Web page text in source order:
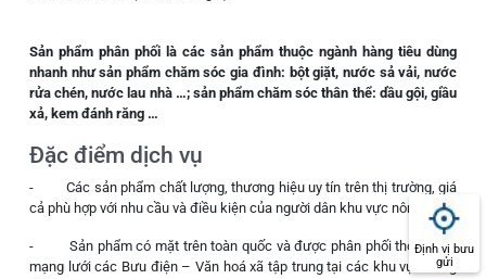
Sản phẩm phân phối là các sản phẩm thuộc ngành hàng tiêu dùng
nhanh như sản phẩm chăm sóc gia đình: bột giặt, nước sả vải, nước
rửa chén, nước lau nhà …; sản phẩm chăm sóc thân thể: dầu gội, giầu
xả, kem đánh răng …
Đặc điểm dịch vụ
- Các sản phẩm chất lượng, thương hiệu uy tín trên thị trường, giá
cả phù hợp với nhu cầu và điều kiện của người dân khu vực nông thôn.
- Sản phẩm có mặt trên toàn quốc và được phân phối thông qua
mạng lưới các Bưu điện – Văn hoá xã tập trung tại các khu vực nông
Định vị bưu
gửi